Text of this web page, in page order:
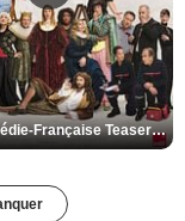
De la Comédie-Française Teaser VF